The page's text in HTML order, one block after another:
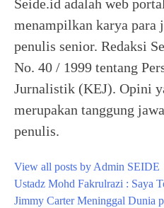
Seide.id adalah web
menampilkan karya para
penulis senior. Redaksi
No. 40 / 1999 tentang
Jurnalistik (KEJ). Opini
merupakan tanggung
penulis.
View all posts by Admin SEIDE
Post
navigation
Ustadz Mohd Fakrulrazi : Saya
Jimmy Carter Meninggal Dunia